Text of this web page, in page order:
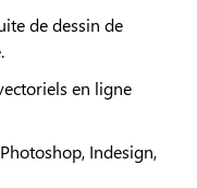
de dessin de
en ligne
Indesign,